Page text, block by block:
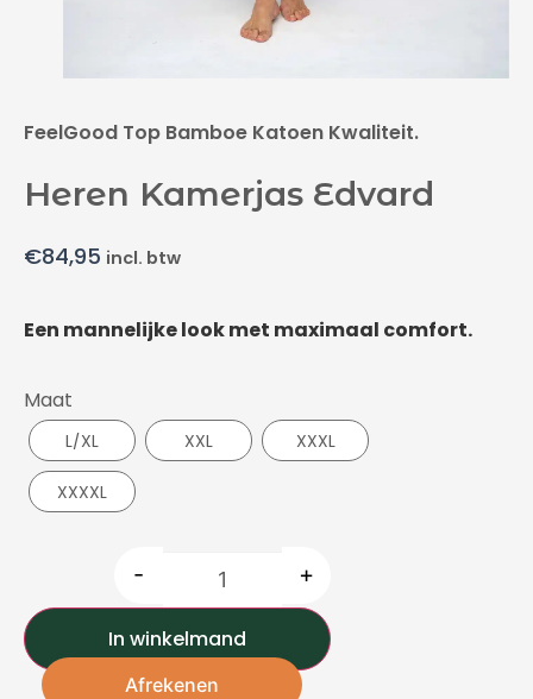
FeelGood Top Bamboe Katoen Kwaliteit.
Heren Kamerjas Edvard
€84,95 incl. btw
Een mannelijke look met maximaal comfort.
Maat
L/XL XXL XXXL
XXXXL
- +
In winkelmand
Afrekenen